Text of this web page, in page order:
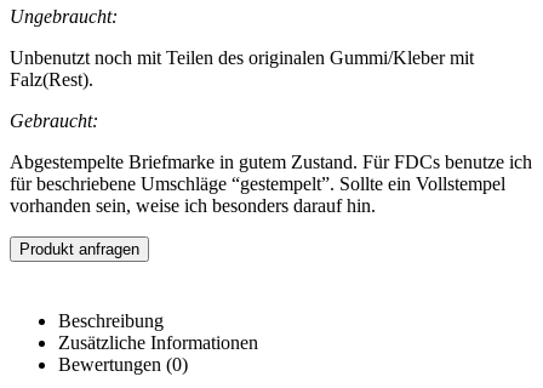
Ungebraucht:
Unbenutzt noch mit Teilen des originalen Gummi/Kleber mit
Falz(Rest).
Gebraucht:
Abgestempelte Briefmarke in gutem Zustand. Für FDCs benutze ich
für beschriebene Umschläge “gestempelt”. Sollte ein Vollstempel
vorhanden sein, weise ich besonders darauf hin.
Produkt anfragen
Beschreibung
Zusätzliche Informationen
Bewertungen (0)